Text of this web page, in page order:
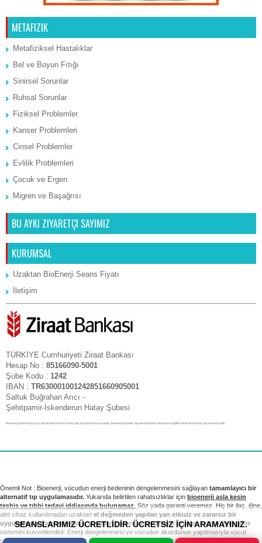
METAFIZIK
Metafiziksel Hastalıklar
Bel ve Boyun Fıtığı
Sinirsel Sorunlar
Ruhsal Sorunlar
Fiziksel Problemler
Kanser Problemleri
Cinsel Problemler
Evlilik Problemleri
Çocuk ve Ergen
Migren ve Başağrısı
BU AYKI ZIYARETÇI SAYIMIZ
KURUMSAL
Uzaktan BioEnerji Seans Fiyatı
İletişim
TÜRKİYE Cumhuriyeti Ziraat Bankası
Hesap No : 85166090-5001
Şube Kodu : 1242
IBAN : TR630001001242851660905001
Saltuk Buğrahan Arıcı -
Şehitpamir-İskenderun Hatay Şubesi
bioenerji, bioenerji konya, biyoenerji uzmanı, enerji şifa, biyoenerji nasıl yapılır, bioenerji hastalık, biyoenerji tedavi, biyoenerji eğitimi, bioenerji seansı, biyoenerji nedir
SEANSLARIMIZ ÜCRETLİDİR. ÜCRETSİZ İÇİN ARAMAYINIZ.
Önemli Not : Bioenerji, vücudun enerji bedeninin dengelenmesini sağlayan tamamlayıcı bir
alternatif tıp uygulamasıdır. Yukarıda belirtilen rahatsızlıklar için bioenerji asla kesin
teşhis ve tıbbi tedavi iddiasında bulunamaz. Söz yada garanti veremez. Hiç bir ilaç, iğne,
alet cihaz kullanılmadan uzaktan el değmeden yapılan yan etkisiz ve zararsız bir
uygulamadır.Bioenerji seansı vücudun sistem bozukluklarını ortadan kaldırır. Bağışıklık
sistemini kuvvetlendirir. Enerji dengelenmesi ve vücudun akordunun yapılmasıyla vücut
sağlıklı sistemini yeniden kurar. Tıbbi tedavi ve kontrollerinizi takip etmek sizin